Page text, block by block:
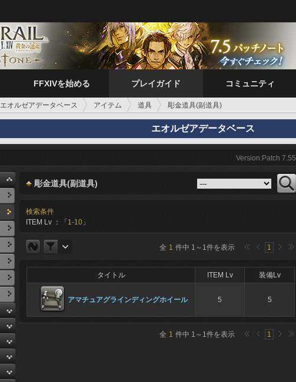
FFXIVを始める プレイガイド コミュニティ
エオルゼアデータベース アイテム 道具 彫金道具(副道具)
エオルゼアデータベース
Version:Patch 7.55
彫金道具(副道具)
検索条件
ITEM Lv ：「 1-10 」
全 1 件中 1 ～ 1件を表示 1
タイトル ITEM Lv 装備Lv
アマチュアグラインディングホイール 5 5
全 1 件中 1 ～ 1件を表示 1